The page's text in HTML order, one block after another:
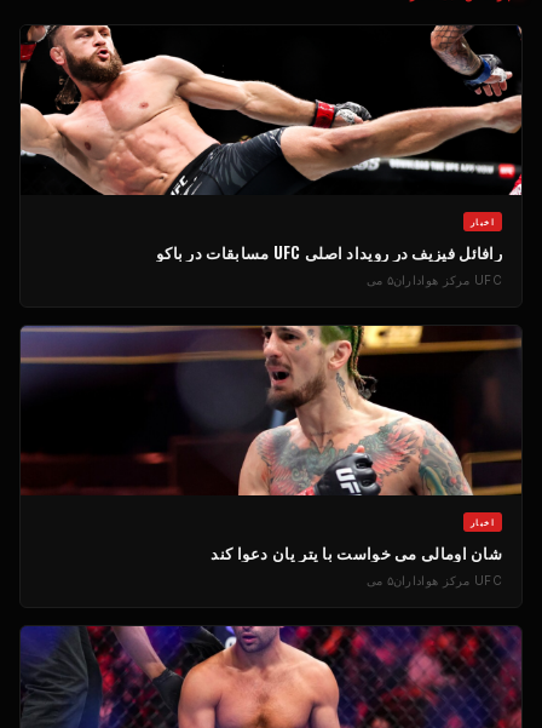
اخبار
رافائل فیزیف در رویداد اصلی UFC مسابقات در باکو
UFC مرکز هواداران۵ می
اخبار
شان اومالی می خواست با پتر یان دعوا کند
UFC مرکز هواداران۵ می